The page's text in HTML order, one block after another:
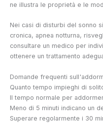
ne illustra le proprietà e le
Nei casi di disturbi del sonno
cronica, apnea notturna,
consultare un medico per
ottenere un trattamento
Domande frequenti
Quanto tempo impieghi di
Il tempo normale per
Meno di 5 minuti indicano un
Superare regolarmente i 30